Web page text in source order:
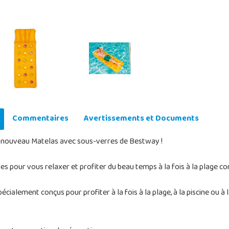
Commentaires
Avertissements et Documents
Matelas avec sous-verres de Bestway !
pour vous relaxer et profiter du beau temps à la fois à la plage
conçus pour profiter à la fois à la plage, à la piscine ou